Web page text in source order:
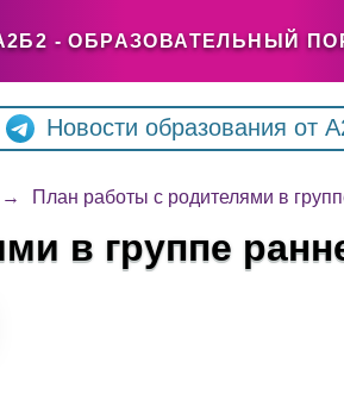
- ОБРАЗОВАТЕЛЬНЫЙ
Новости образования от
→ План работы с родителями в
в группе